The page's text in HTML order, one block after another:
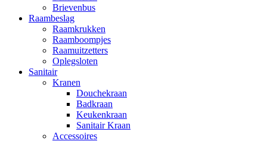
Brievenbus
Raambeslag
Raamkrukken
Raamboompjes
Raamuitzetters
Oplegsloten
Sanitair
Kranen
Douchekraan
Badkraan
Keukenkraan
Sanitair Kraan
Accessoires